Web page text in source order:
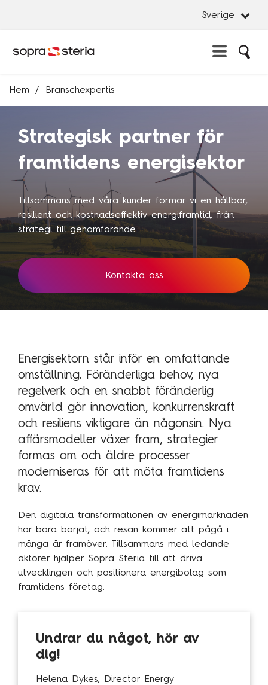
Sverige
Advisory Services
Business Platforms
Cybersecurity
Data management & Insights
Innovation & Design
Managed Services
System Development
Technology Management
Hälsa & sjukvård
Telekom & media
Industri
Försvar & säkerhet
Medlemsorganisationer
Myndigheter
Kundcase
Om oss
Mångfald
Utmärkelser
Våra kontor
Sök
Sverige
Belgien
Danmark
Frankrike
Indien
Italien
Luxemburg
Norge
Polen
Storbritannien
Tyskland
Österrike
Sopra Steria Global
Sopra Banking Software
Sopra HR Software
Strategisk partner för
framtidens energisektor
Tillsammans med våra kunder formar vi en hållbar,
resilient och kostnadseffektiv energiframtid, från
strategi till genomförande.
Kontakta oss
Hem Branschexpertis
Energisektorn står inför en omfattande
omställning. Föränderliga behov, nya
regelverk och en snabbt föränderlig
omvärld gör innovation, konkurrenskraft
och resiliens viktigare än någonsin. Nya
affärsmodeller växer fram, strategier
formas om och äldre processer
moderniseras för att möta framtidens
krav.
Den digitala transformationen av energimarknaden
har bara börjat, och resan kommer att pågå i
många år framöver. Tillsammans med ledande
aktörer hjälper Sopra Steria till att driva
utvecklingen och positionera energibolag som
framtidens företag.
Undrar du något, hör av
dig!
Helena Dykes, Director Energy